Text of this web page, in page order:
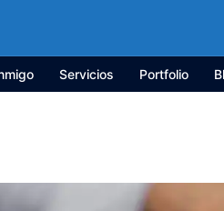
Servicios Portfolio